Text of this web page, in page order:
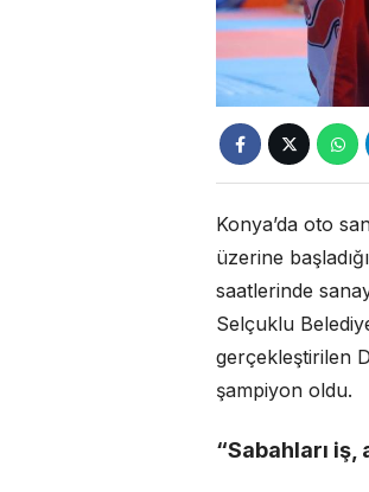
Konya’da oto
üzerine
saatlerinde
Selçuklu
gerçekleştirilen
şampiyon oldu.
“Sabahları iş,